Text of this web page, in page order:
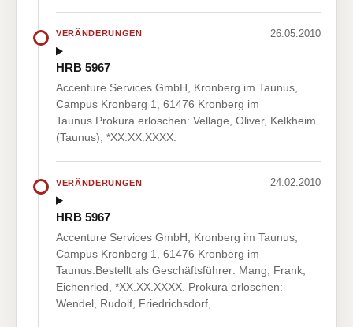
VERÄNDERUNGEN 26.05.2010
HRB 5967
Accenture Services GmbH, Kronberg im Taunus,
Campus Kronberg 1, 61476 Kronberg im
Taunus.Prokura erloschen: Vellage, Oliver, Kelkheim
(Taunus), *XX.XX.XXXX.
VERÄNDERUNGEN 24.02.2010
HRB 5967
Accenture Services GmbH, Kronberg im Taunus,
Campus Kronberg 1, 61476 Kronberg im
Taunus.Bestellt als Geschäftsführer: Mang, Frank,
Eichenried, *XX.XX.XXXX. Prokura erloschen:
Wendel, Rudolf, Friedrichsdorf,…